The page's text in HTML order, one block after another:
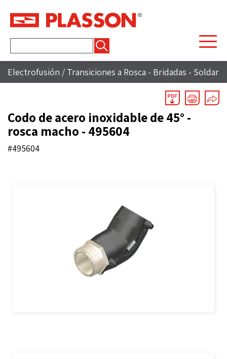
Electrofusión / Transiciones a Rosca - Bridadas - Soldar
Codo de acero inoxidable de 45° -
rosca macho - 495604
#495604